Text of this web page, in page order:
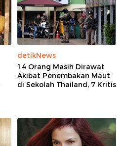
detikNews
14 Orang Masih Dirawat
Akibat Penembakan Maut
di Sekolah Thailand, 7 Kritis